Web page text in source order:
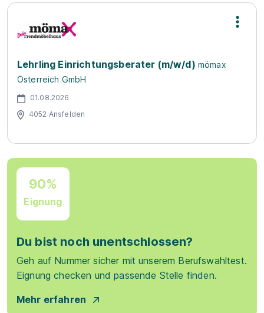
Lehrling Einrichtungsberater (m/w/d) mömax
Österreich GmbH
01.08.2026
4052 Ansfelden
90%
Eignung
Du bist noch unentschlossen?
Geh auf Nummer sicher mit unserem Berufswahltest.
Eignung checken und passende Stelle finden.
Mehr erfahren